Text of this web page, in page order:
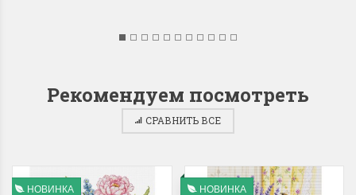
Рекомендуем посмотреть
СРАВНИТЬ ВСЕ
НОВИНКА НОВИНКА